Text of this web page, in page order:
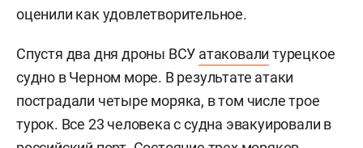
оценили как удовлетворительное.
Спустя два дня дроны ВСУ атаковали турецкое
судно в Черном море. В результате атаки
пострадали четыре моряка, в том числе трое
турок. Все 23 человека с судна эвакуировали в